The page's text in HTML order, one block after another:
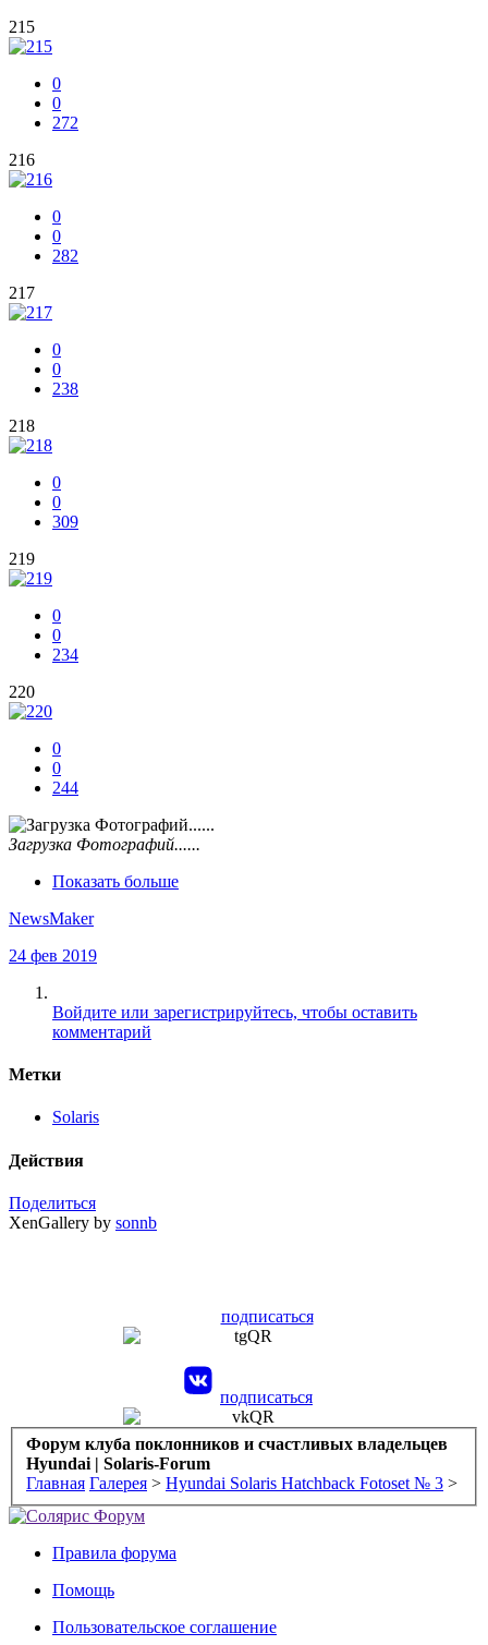
215
0
0
272
216
0
0
282
217
0
0
238
218
0
0
309
219
0
0
234
220
0
0
244
Загрузка Фотографий......
Показать больше
NewsMaker
24 фев 2019
Войдите или зарегистрируйтесь, чтобы оставить
комментарий
Метки
Solaris
Действия
Поделиться
XenGallery by sonnb
подписаться
подписаться
Форум клуба поклонников и счастливых владельцев
Hyundai | Solaris-Forum
Главная Галерея > Hyundai Solaris Hatchback Fotoset № 3 >
Правила форума
Помощь
Пользовательское соглашение